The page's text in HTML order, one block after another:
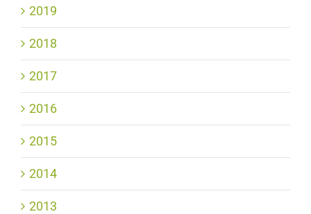
2019
2018
2017
2016
2015
2014
2013